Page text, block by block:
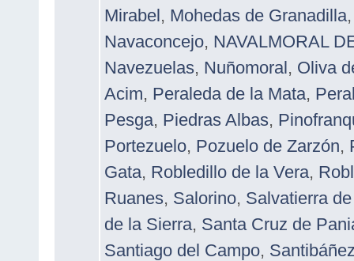
Mirabel, Mohedas de Granadilla
Navaconcejo, NAVALMORAL
Navezuelas, Nuñomoral, Oliva
Acim, Peraleda de la Mata,
Pesga, Piedras Albas,
Portezuelo, Pozuelo de Zarzón,
Gata, Robledillo de la Vera,
Ruanes, Salorino, Salvatierra
de la Sierra, Santa Cruz de
Santiago del Campo,